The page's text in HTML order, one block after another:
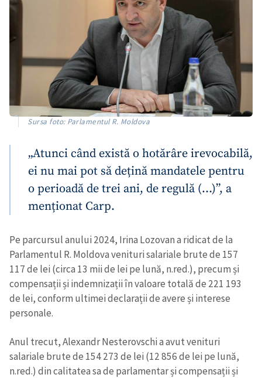
Sursa foto: Parlamentul R. Moldova
„Atunci când există o hotărâre irevocabilă,
ei nu mai pot să dețină mandatele pentru
o perioadă de trei ani, de regulă (…)”, a
menționat Carp.
Pe parcursul anului 2024, Irina Lozovan a ridicat de la
Parlamentul R. Moldova venituri salariale brute de 157
117 de lei (circa 13 mii de lei pe lună, n.red.), precum și
compensații și indemnizații în valoare totală de 221 193
de lei, conform ultimei declarații de avere și interese
personale.
Anul trecut, Alexandr Nesterovschi a avut venituri
salariale brute de 154 273 de lei (12 856 de lei pe lună,
n.red.) din calitatea sa de parlamentar și compensații și